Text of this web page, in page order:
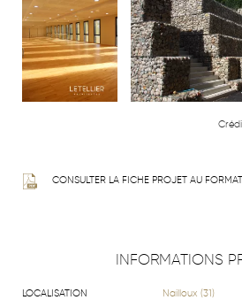
CONSULTER LA FICHE PROJET AU
INFORMATIONS
LOCALISATION
Nailloux (31)